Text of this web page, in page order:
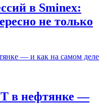
в Sminex:
не только
в нефтянке —